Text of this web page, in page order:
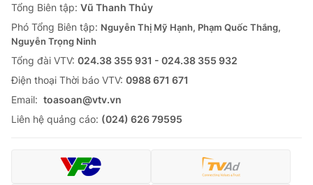
Tổng Biên tập: Vũ Thanh Thủy
Phó Tổng Biên tập: Nguyễn Thị Mỹ Hạnh, Phạm Quốc Thắng,
Nguyễn Trọng Ninh
Tổng đài VTV: 024.38 355 931 - 024.38 355 932
Ðiện thoại Thời báo VTV: 0988 671 671
Email: toasoan@vtv.vn
Liên hệ quảng cáo: (024) 626 79595